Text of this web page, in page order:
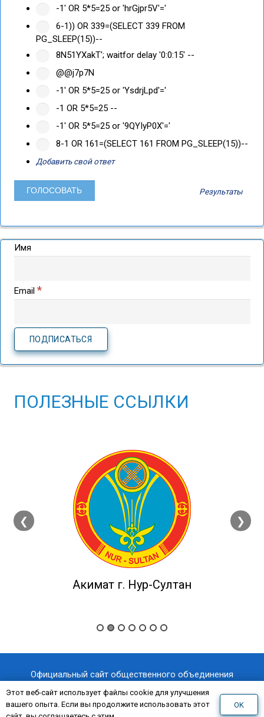
-1' OR 5*5=25 or 'hrGjpr5V'='
6-1)) OR 339=(SELECT 339 FROM
PG_SLEEP(15))--
8N51YXakT'; waitfor delay '0:0:15' --
@@j7p7N
-1' OR 5*5=25 or 'YsdrjLpd'='
-1 OR 5*5=25 --
-1' OR 5*5=25 or '9QYIyP0X'='
8-1 OR 161=(SELECT 161 FROM PG_SLEEP(15))--
Добавить свой ответ
Результаты
Имя
Email *
ПОЛЕЗНЫЕ ССЫЛКИ
❮
Акимат г. Нур-Султан
❯
Официальный сайт общественного объединения
«Казахстанский отраслевой профессиональный союз
работников здравоохранения«AQNİET
Этот веб-сайт использует файлы cookie для улучшения
вашего опыта. Если вы продолжите использовать этот
OK